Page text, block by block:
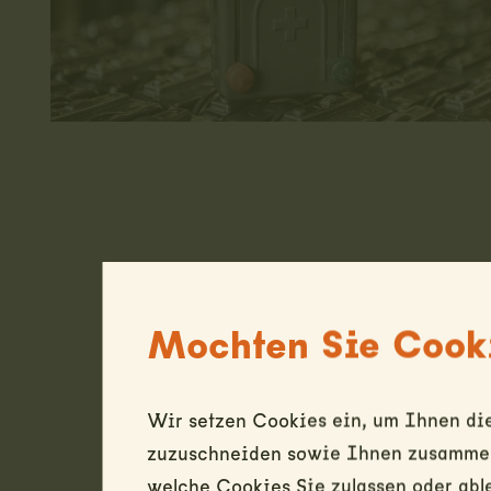
Mochten Sie
Wir setzen Cookies ein, um Ihnen
zuzuschneiden sowie Ihnen
welche Cookies Sie zulassen oder